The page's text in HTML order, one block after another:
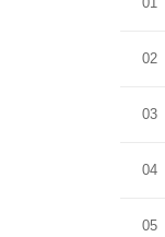
02
03
04
05